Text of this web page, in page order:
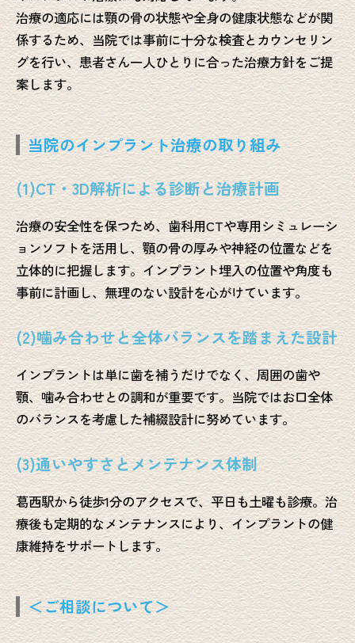
治療の適応には顎の骨の状態や全身の健康状態などが関
係するため、当院では事前に十分な検査とカウンセリン
グを行い、患者さん一人ひとりに合った治療方針をご提
案します。
当院のインプラント治療の取り組み
(1)CT・3D解析による診断と治療計画
治療の安全性を保つため、歯科用CTや専用シミュレーシ
ョンソフトを活用し、顎の骨の厚みや神経の位置などを
立体的に把握します。インプラント埋入の位置や角度も
事前に計画し、無理のない設計を心がけています。
(2)噛み合わせと全体バランスを踏まえた設計
インプラントは単に歯を補うだけでなく、周囲の歯や
顎、噛み合わせとの調和が重要です。当院ではお口全体
のバランスを考慮した補綴設計に努めています。
(3)通いやすさとメンテナンス体制
葛西駅から徒歩1分のアクセスで、平日も土曜も診療。治
療後も定期的なメンテナンスにより、インプラントの健
康維持をサポートします。
＜ご相談について＞